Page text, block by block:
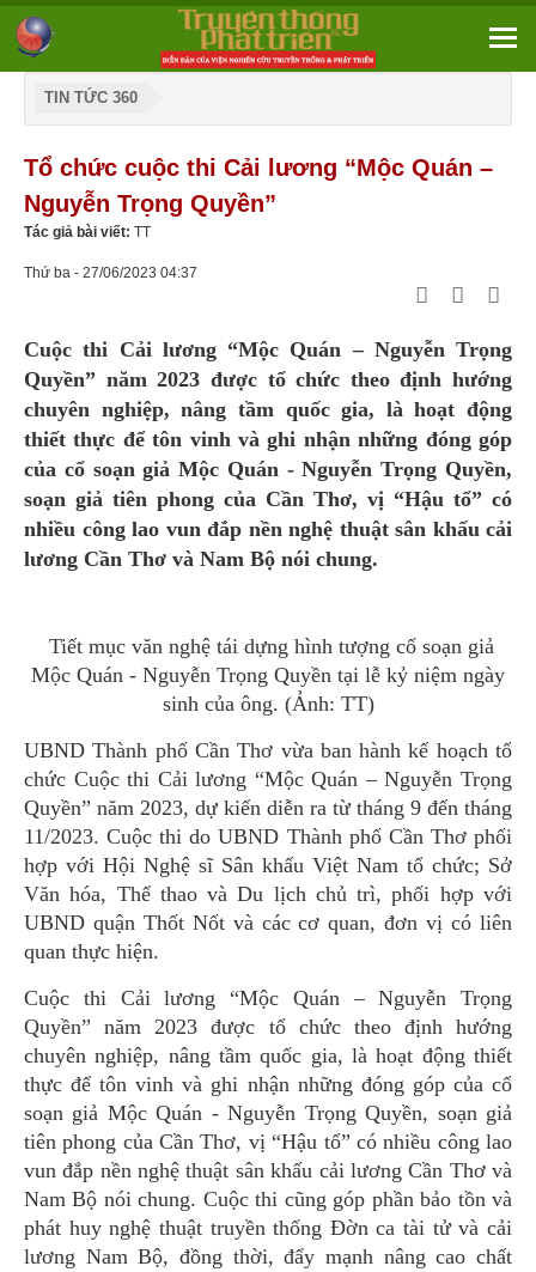
TIN TỨC 360
Tổ chức cuộc thi Cải lương “Mộc Quán –
Nguyễn Trọng Quyền”
Tác giả bài viết: TT
Thứ ba - 27/06/2023 04:37
Cuộc thi Cải lương “Mộc Quán – Nguyễn Trọng
Quyền” năm 2023 được tổ chức theo định hướng
chuyên nghiệp, nâng tầm quốc gia, là hoạt động
thiết thực để tôn vinh và ghi nhận những đóng góp
của cổ soạn giả Mộc Quán - Nguyễn Trọng Quyền,
soạn giả tiên phong của Cần Thơ, vị “Hậu tổ” có
nhiều công lao vun đắp nền nghệ thuật sân khấu cải
lương Cần Thơ và Nam Bộ nói chung.
Tiết mục văn nghệ tái dựng hình tượng cố soạn giả
Mộc Quán - Nguyễn Trọng Quyền tại lễ kỷ niệm ngày
sinh của ông. (Ảnh: TT)
UBND Thành phố Cần Thơ vừa ban hành kế hoạch tổ
chức Cuộc thi Cải lương “Mộc Quán – Nguyễn Trọng
Quyền” năm 2023, dự kiến diễn ra từ tháng 9 đến tháng
11/2023. Cuộc thi do UBND Thành phố Cần Thơ phối
hợp với Hội Nghệ sĩ Sân khấu Việt Nam tổ chức; Sở
Văn hóa, Thể thao và Du lịch chủ trì, phối hợp với
UBND quận Thốt Nốt và các cơ quan, đơn vị có liên
quan thực hiện.
Cuộc thi Cải lương “Mộc Quán – Nguyễn Trọng
Quyền” năm 2023 được tổ chức theo định hướng
chuyên nghiệp, nâng tầm quốc gia, là hoạt động thiết
thực để tôn vinh và ghi nhận những đóng góp của cổ
soạn giả Mộc Quán - Nguyễn Trọng Quyền, soạn giả
tiên phong của Cần Thơ, vị “Hậu tổ” có nhiều công lao
vun đắp nền nghệ thuật sân khấu cải lương Cần Thơ và
Nam Bộ nói chung. Cuộc thi cũng góp phần bảo tồn và
phát huy nghệ thuật truyền thống Đờn ca tài tử và cải
lương Nam Bộ, đồng thời, đẩy mạnh nâng cao chất